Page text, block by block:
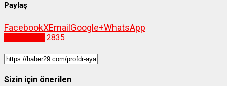
Paylaş
FacebookXEmail Google+WhatsApp
2835
Sizin için önerilen